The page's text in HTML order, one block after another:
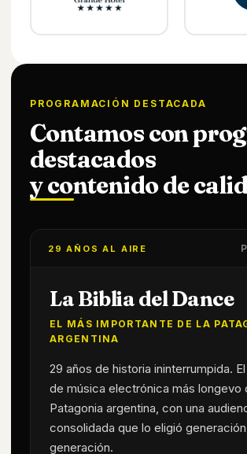
PROGRAMACIÓN DESTACADA
Contamos con
destacados
y contenido de
29 AÑOS AL AIRE
La Biblia del Dance
EL MÁS IMPORTANTE DE LA
ARGENTINA
29 años de historia ininterrumpida.
de música electrónica más longevo
Patagonia argentina, con una
consolidada que lo eligió
generación.